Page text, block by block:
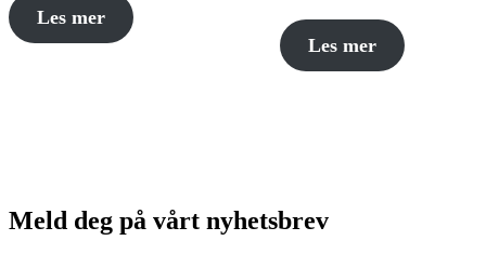
Les mer
Les mer
Meld deg på vårt nyhetsbrev